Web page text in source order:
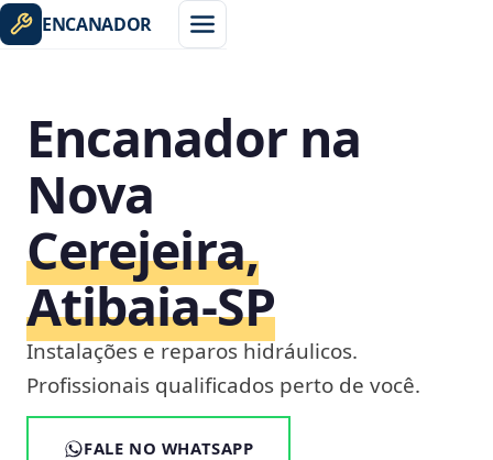
ENCANADOR
Encanador na
Nova
Cerejeira,
Atibaia‑SP
Instalações e reparos hidráulicos.
Profissionais qualificados perto de você.
FALE NO WHATSAPP